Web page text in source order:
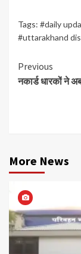
Tags: #daily
#uttarakhand
Continue
Previous
नकार्ड धारकों ने
More News